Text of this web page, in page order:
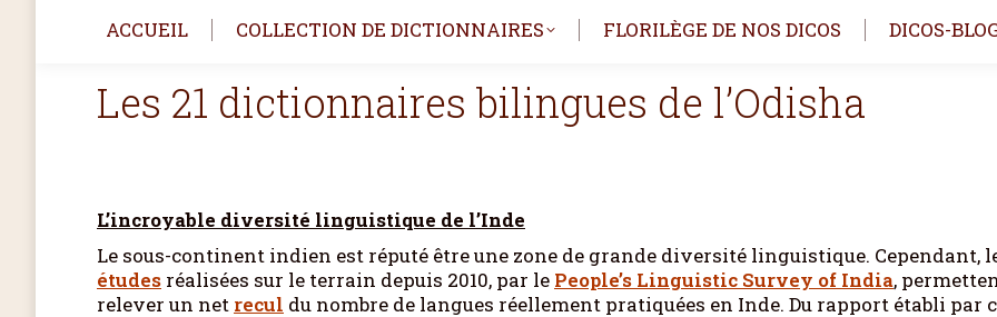
ACCUEIL COLLECTION DE DICTIONNAIRES FLORILÈGE DE NOS DICOS DICOS-
Les 21 dictionnaires bilingues de l’Odisha
L’incroyable diversité linguistique de l’Inde
Le sous-continent indien est réputé être une zone de grande diversité linguistique. Cependant,
études réalisées sur le terrain depuis 2010, par le People’s Linguistic Survey of India,
relever un net recul du nombre de langues réellement pratiquées en Inde. Du rapport établi par